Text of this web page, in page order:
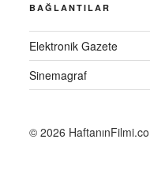
BAĞLANTILAR
Elektronik Gazete
Sinemagraf
© 2026